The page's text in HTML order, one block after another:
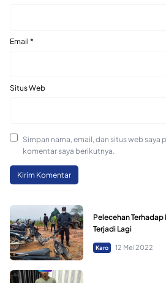
Email *
Situs Web
Simpan nama, email, dan situs web saya
komentar saya berikutnya.
Pelecehan
Terjadi Lagi
Karo 12 Mei 2022